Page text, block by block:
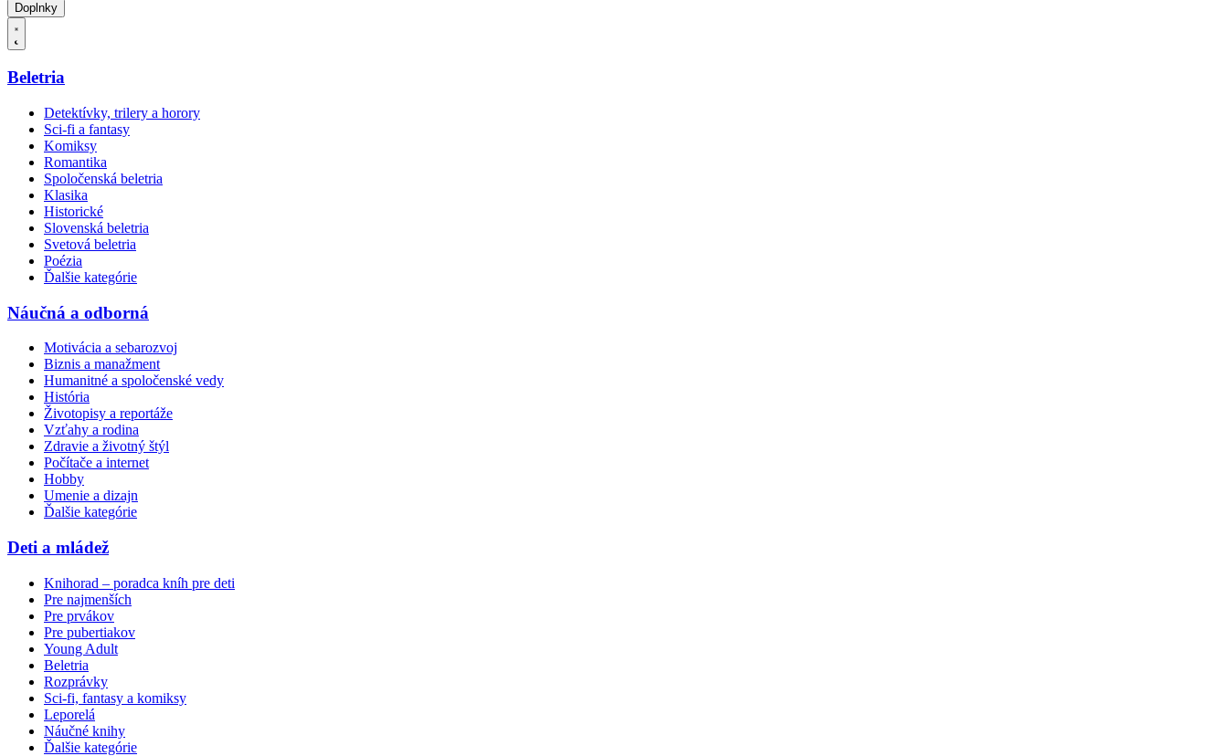
Doplnky
Beletria
Detektívky, trilery a horory
Sci-fi a fantasy
Komiksy
Romantika
Spoločenská beletria
Klasika
Historické
Slovenská beletria
Svetová beletria
Poézia
Ďalšie kategórie
Náučná a odborná
Motivácia a sebarozvoj
Biznis a manažment
Humanitné a spoločenské vedy
História
Životopisy a reportáže
Vzťahy a rodina
Zdravie a životný štýl
Počítače a internet
Hobby
Umenie a dizajn
Ďalšie kategórie
Deti a mládež
Knihorad – poradca kníh pre deti
Pre najmenších
Pre prvákov
Pre pubertiakov
Young Adult
Beletria
Rozprávky
Sci-fi, fantasy a komiksy
Leporelá
Náučné knihy
Ďalšie kategórie